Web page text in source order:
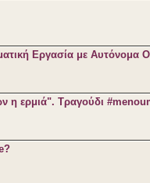
Εργασία με Αυτόνομα
η ερμιά". Τραγούδι